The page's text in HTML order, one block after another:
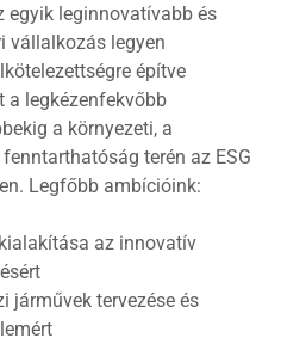
egyik leginnovatívabb és
vállalkozás legyen
építve
legkézenfekvőbb
a környezeti, a
terén az ESG
Legfőbb ambícióink:
az innovatív
járművek tervezése és